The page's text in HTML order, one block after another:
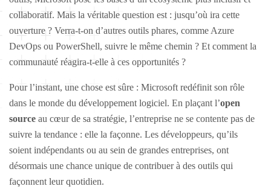
collaboratif. Mais la véritable question est : jusqu’où ira cette
ouverture ? Verra-t-on d’autres outils phares, comme Azure
DevOps ou PowerShell, suivre le même chemin ? Et comment la
communauté réagira-t-elle à ces opportunités ?
Pour l’instant, une chose est sûre : Microsoft redéfinit son rôle
dans le monde du développement logiciel. En plaçant l’open
source au cœur de sa stratégie, l’entreprise ne se contente pas de
suivre la tendance : elle la façonne. Les développeurs, qu’ils
soient indépendants ou au sein de grandes entreprises, ont
désormais une chance unique de contribuer à des outils qui
façonnent leur quotidien.